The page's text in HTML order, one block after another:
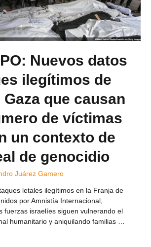
Nuevos datos
ilegítimos de
Gaza que causan
de víctimas
un contexto de
de genocidio
Juárez Gamero
letales ilegítimos en la Franja de
por Amnistía Internacional,
fuerzas israelíes siguen vulnerando el
humanitario y aniquilando familias …